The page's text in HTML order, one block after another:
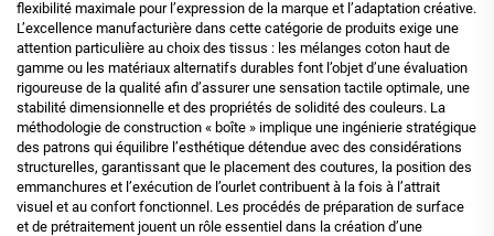
flexibilité maximale pour l’expression de la marque et l’adaptation créative.
L’excellence manufacturière dans cette catégorie de produits exige une
attention particulière au choix des tissus : les mélanges coton haut de
gamme ou les matériaux alternatifs durables font l’objet d’une évaluation
rigoureuse de la qualité afin d’assurer une sensation tactile optimale, une
stabilité dimensionnelle et des propriétés de solidité des couleurs. La
méthodologie de construction « boîte » implique une ingénierie stratégique
des patrons qui équilibre l’esthétique détendue avec des considérations
structurelles, garantissant que le placement des coutures, la position des
emmanchures et l’exécution de l’ourlet contribuent à la fois à l’attrait
visuel et au confort fonctionnel. Les procédés de préparation de surface
et de prétraitement jouent un rôle essentiel dans la création d’une